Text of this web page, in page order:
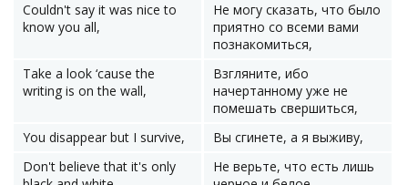
Couldn't say it was nice to
know you all,
Не могу сказать, что было
приятно со всеми вами
познакомиться,
Take a look ‘cause the
writing is on the wall,
Взгляните, ибо
начертанному уже не
помешать свершиться,
You disappear but I survive,
Вы сгинете, а я выживу,
Don't believe that it's only
Не верьте, что есть лишь